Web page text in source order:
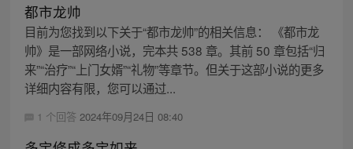
都市龙帅
目前为您找到以下关于“都市龙帅”的相关信息： 《都市龙
帅》是一部网络小说，完本共 538 章。其前 50 章包括“归
来”“治疗”“上门女婿”“礼物”等章节。但关于这部小说的更多
详细内容有限，您可以通过...
1 个回答 2024年09月24日 08:40